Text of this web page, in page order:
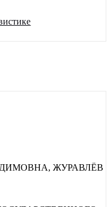
ЖУРАВЛЁВ